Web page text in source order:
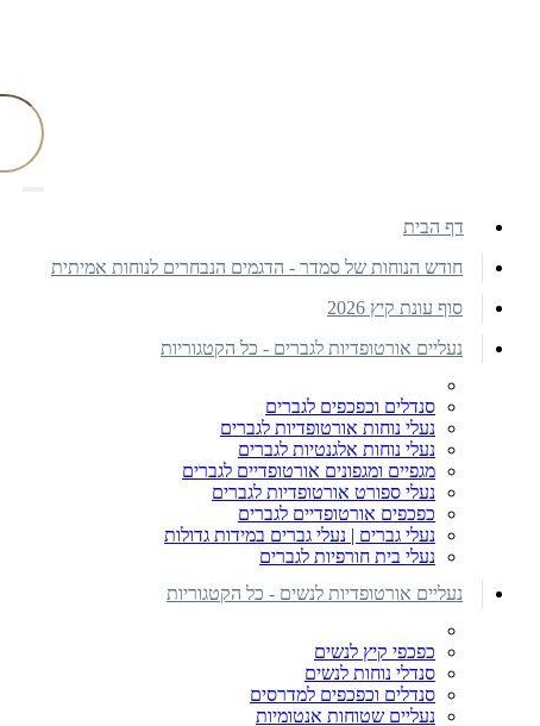
דף הבית
חודש הנוחות של סמדר - הדגמים הנבחרים לנוחות אמיתית
סוף עונת קיץ 2026
נעליים אורטופדיות לגברים - כל הקטגוריות
סנדלים וכפכפים לגברים
נעלי נוחות אורטופדיות לגברים
נעלי נוחות אלגנטיות לגברים
מגפיים ומגפונים אורטופדיים לגברים
נעלי ספורט אורטופדיות לגברים
כפכפים אורטופדיים לגברים
נעלי גברים | נעלי גברים במידות גדולות
נעלי בית חורפיות לגברים
נעליים אורטופדיות לנשים - כל הקטגוריות
כפכפי קיץ לנשים
סנדלי נוחות לנשים
סנדלים וכפכפים למדרסים
נעליים שטוחות אנטומיות